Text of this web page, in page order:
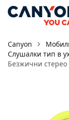
Canyon
Слушалки тип в
Безжични